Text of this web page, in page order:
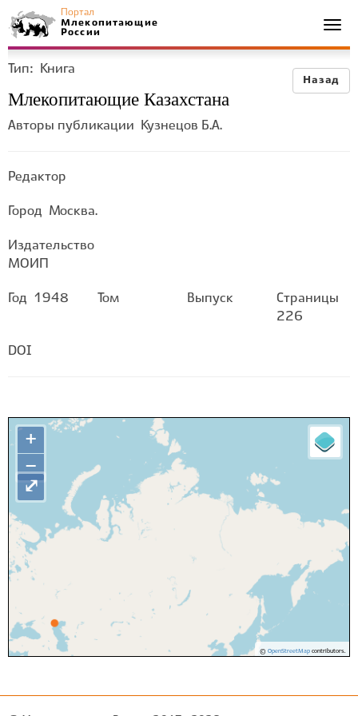
Портал
Млекопитающие
России
Назад
Тип: Книга
Млекопитающие Казахстана
Авторы публикации Кузнецов Б.А.
Редактор
Город Москва.
Издательство
МОИП
Год 1948 Том Выпуск
Страницы
226
DOI
+
−
© OpenStreetMapcontributors.
⤢